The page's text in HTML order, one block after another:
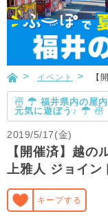
イベント 【
☃ ☂ 福井県内の屋内
元気に遊ぼう♪ ☂ ☃
2019/5/17(金)
【開催済】越の
上雅人 ジョイ
キープする